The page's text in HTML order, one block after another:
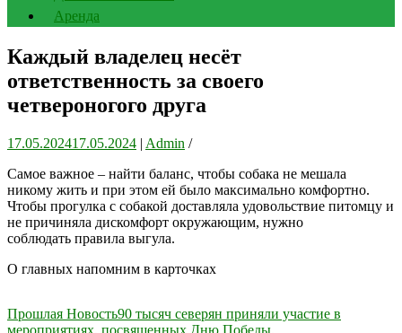
Аренда
Каждый владелец несёт
ответственность за своего
четвероногого друга
17.05.202417.05.2024 | Admin /
Самое важное – найти баланс, чтобы собака не мешала
никому жить и при этом ей было максимально комфортно.
Чтобы прогулка с собакой доставляла удовольствие питомцу и
не причиняла дискомфорт окружающим, нужно
соблюдать правила выгула.
О главных напомним в карточках
Навигация
Прошлая Новость90 тысяч северян приняли участие в
мероприятиях, посвященных Дню Победы.